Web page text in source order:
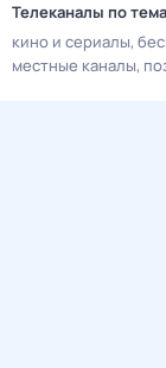
Телеканалы по
кино и сериалы
местные каналы